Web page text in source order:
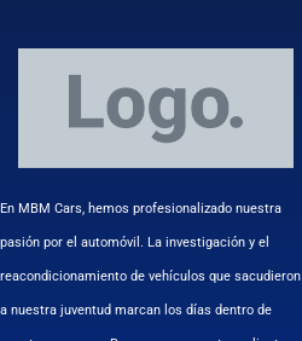
En MBM Cars, hemos profesionalizado nuestra
pasión por el automóvil. La investigación y el
reacondicionamiento de vehículos que sacudieron
a nuestra juventud marcan los días dentro de